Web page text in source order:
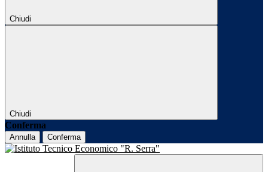
Chiudi
Chiudi
Conferma
Annulla Conferma